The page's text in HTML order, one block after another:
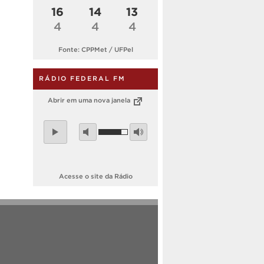
16
4
14
4
13
4
Fonte: CPPMet / UFPel
RÁDIO FEDERAL FM
Abrir em uma nova janela
Acesse o site da Rádio